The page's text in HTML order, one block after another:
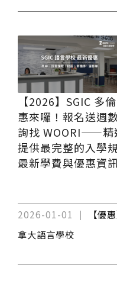
【2026】SGIC 多
惠來囉！報名送週
詢找 WOORI——精
提供最完整的入學
最新學費與優惠資
2026-01-01 【優
拿大語言學校